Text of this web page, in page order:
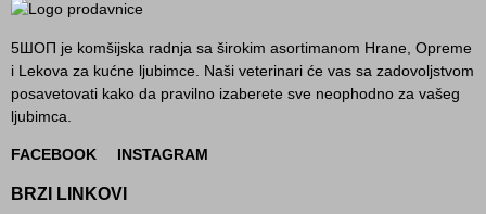
5ШОП je komšijska radnja sa širokim asortimanom Hrane, Opreme
i Lekova za kućne ljubimce. Naši veterinari će vas sa zadovoljstvom
posavetovati kako da pravilno izaberete sve neophodno za vašeg
ljubimca.
FACEBOOK INSTAGRAM
BRZI LINKOVI